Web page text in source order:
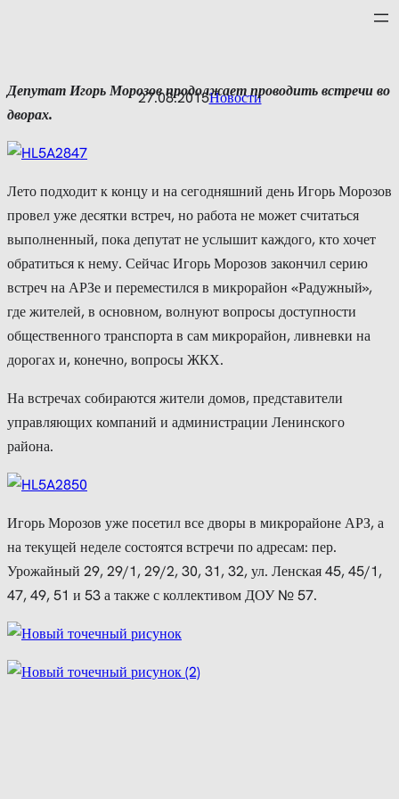
27.08.2015Новости
Депутат Игорь Морозов продолжает проводить встречи во
дворах.
Лето подходит к концу и на сегодняшний день Игорь Морозов
провел уже десятки встреч, но работа не может считаться
выполненный, пока депутат не услышит каждого, кто хочет
обратиться к нему. Сейчас Игорь Морозов закончил серию
встреч на АРЗе и переместился в микрорайон «Радужный»,
где жителей, в основном, волнуют вопросы доступности
общественного транспорта в сам микрорайон, ливневки на
дорогах и, конечно, вопросы ЖКХ.
На встречах собираются жители домов, представители
управляющих компаний и администрации Ленинского
района.
Игорь Морозов уже посетил все дворы в микрорайоне АРЗ, а
на текущей неделе состоятся встречи по адресам: пер.
Урожайный 29, 29/1, 29/2, 30, 31, 32, ул. Ленская 45, 45/1,
47, 49, 51 и 53 а также с коллективом ДОУ № 57.